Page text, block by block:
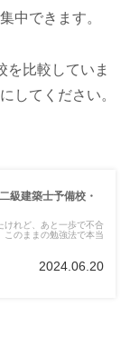
中できます。
を比較していま
してください。
級建築士予備校・
けれど、あと一歩で不合
このままの勉強法で本当
2024.06.20